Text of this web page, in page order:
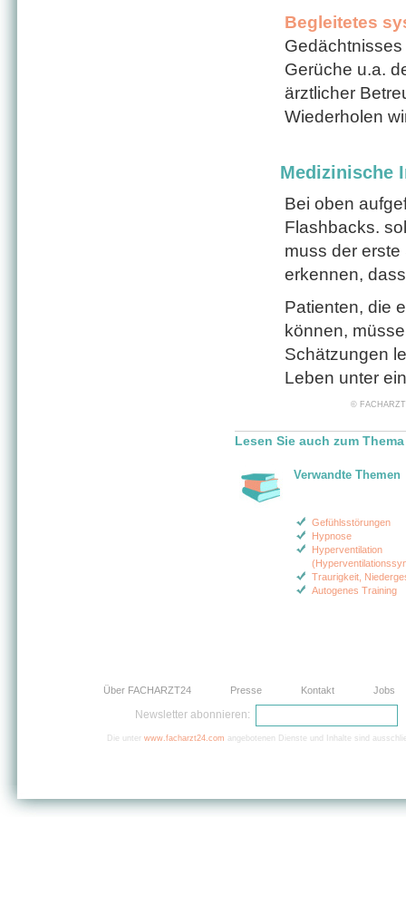
Begleitetes
Gerüche u.a.
ärztlicher
Wiederholen
Medizinische
Bei oben
Flashbacks.
muss der
erkennen,
Patienten, die
können,
Schätzungen
Leben unter
©
Lesen Sie auch zum
Verwandte Themen
Gefühlsstörungen
Hypnose
Hyperventilation
Traurigkeit,
Autogenes Training
Über FACHARZT24 Presse Kontakt Jobs
Newsletter abonnieren:
Die unter www.facharzt24.com angebotenen Dienste und Inhalte sind